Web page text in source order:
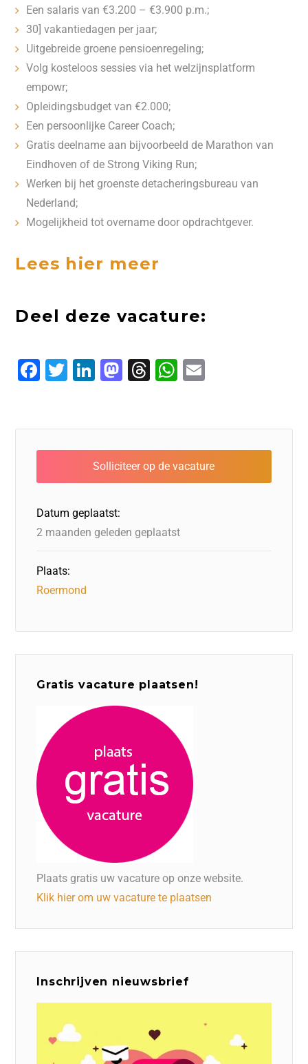
Een salaris van €3.200 – €3.900 p.m.;
30] vakantiedagen per jaar;
Uitgebreide groene pensioenregeling;
Volg kosteloos sessies via het welzijnsplatform
empowr;
Opleidingsbudget van €2.000;
Een persoonlijke Career Coach;
Gratis deelname aan bijvoorbeeld de Marathon van
Eindhoven of de Strong Viking Run;
Werken bij het groenste detacheringsbureau van
Nederland;
Mogelijkheid tot overname door opdrachtgever.
Lees hier meer
Deel deze vacature:
F
e
b
o
o
k
T
t
e
r
L
k
e
d
n
M
t
o
d
n
T
e
a
d
W
t
s
A
p
l
Datum geplaatst:
2 maanden geleden geplaatst
Plaats:
Roermond
Gratis vacature plaatsen!
Plaats gratis uw vacature op onze website.
Klik hier om uw vacature te plaatsen
Inschrijven nieuwsbrief